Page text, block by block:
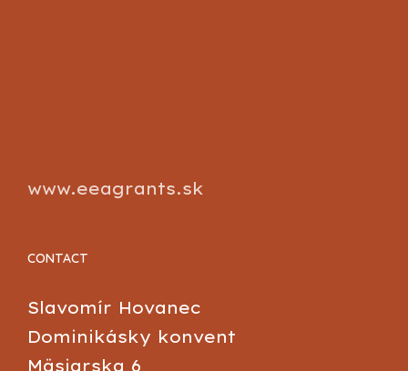
www.eeagrants.sk
CONTACT
Slavomír Hovanec
Dominikásky konvent
Mäsiarska 6